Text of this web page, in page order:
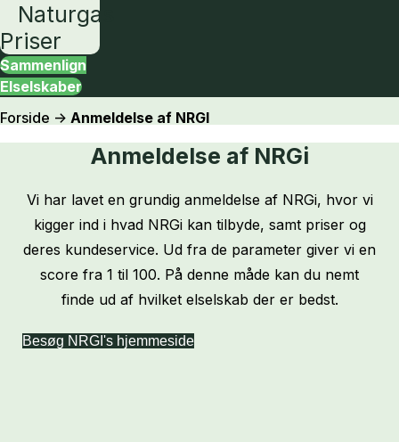
Naturgas
Priser
Sammenlign
Elselskaber
Forside -> Anmeldelse af NRGI
Anmeldelse af NRGi
Vi har lavet en grundig anmeldelse af NRGi, hvor vi
kigger ind i hvad NRGi kan tilbyde, samt priser og
deres kundeservice. Ud fra de parameter giver vi en
score fra 1 til 100. På denne måde kan du nemt
finde ud af hvilket elselskab der er bedst.
Besøg NRGI's hjemmeside